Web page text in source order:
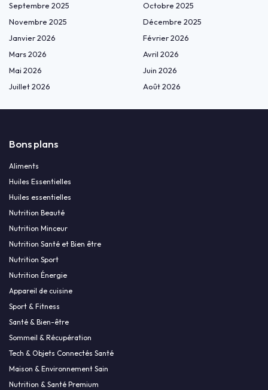
Septembre 2025
Octobre 2025
Novembre 2025
Décembre 2025
Janvier 2026
Février 2026
Mars 2026
Avril 2026
Mai 2026
Juin 2026
Juillet 2026
Août 2026
Bons plans
Aliments
Huiles Essentielles
Huiles essentielles
Nutrition Beauté
Nutrition Minceur
Nutrition Santé et Bien être
Nutrition Sport
Nutrition Énergie
Appareil de cuisine
Sport & Fitness
Santé & Bien-être
Sommeil & Récupération
Tech & Objets Connectés Santé
Maison & Environnement Sain
Nutrition & Santé Premium